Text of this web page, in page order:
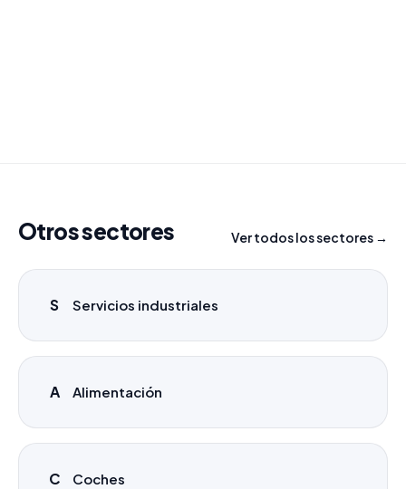
Otros sectores Ver todos los sectores →
S Servicios industriales
A Alimentación
C Coches